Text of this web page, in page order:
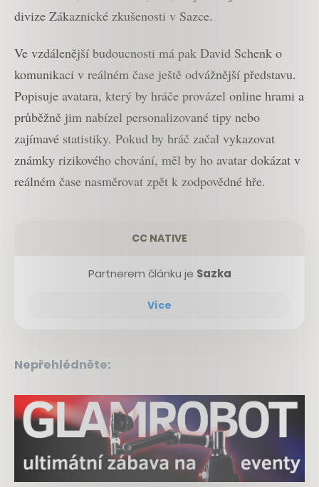
divize Zákaznické zkušenosti v Sazce.
Ve vzdálenější budoucnosti má pak David Schenk o
komunikaci v reálném čase ještě odvážnější představu.
Popisuje avatara, který by hráče provázel online hrami a
průběžně jim nabízel personalizované tipy nebo
zajímavé statistiky. Pokud by hráč začal vykazovat
známky rizikového chování, měl by ho avatar dokázat v
reálném čase nasměrovat zpět k zodpovědné hře.
CC NATIVE
Partnerem článku je Sazka
Více
Nepřehlédněte: